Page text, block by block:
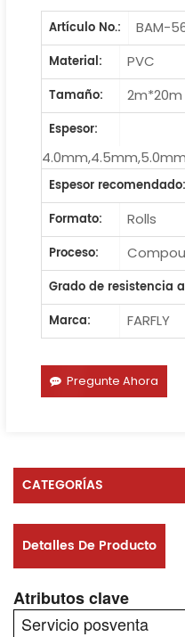
Artículo No.:
BAM-
Material:
PVC
Tamaño:
2m*20m
Espesor:
Espesor recomendado:
Formato:
Rolls
Proceso:
Grado de resistencia
Marca:
FARFLY
Pregunte Ahora
CATEGORÍAS
Detalles De Producto
Atributos clave
Servicio posventa